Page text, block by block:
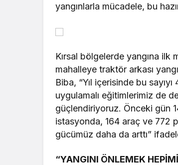
yangınlarla mücadele, bu
Kırsal bölgelerde yangına ilk
mahalleye traktör arkası
Biba, “Yıl içerisinde bu
uygulamalı eğitimlerimiz de
güçlendiriyoruz. Önceki gün
istasyonda, 164 araç ve 772
gücümüz daha da arttı”
“YANGINI ÖNLEMEK